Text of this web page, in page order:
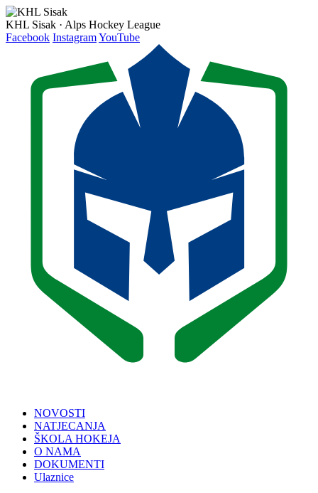
KHL Sisak · Alps Hockey League
Facebook InstagramYouTube
NOVOSTI
NATJECANJA
ŠKOLA HOKEJA
O NAMA
DOKUMENTI
Ulaznice